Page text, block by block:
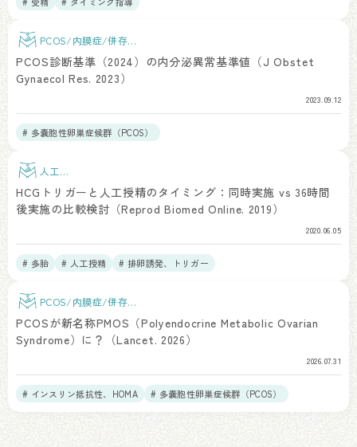
PCOS/内膜症/併存疾
PCOS診断基準（2024）の内分泌異常基準値（J Obstet
Gynaecol Res. 2023）
2023.09.12
# 多嚢胞性卵巣症候群（PCOS）
人工授
HCGトリガーと人工授精のタイミング：同時実施 vs 36時間
後実施の比較検討（Reprod Biomed Online. 2019）
2020.06.05
# 多胎 # 人工授精 # 排卵誘発、トリガー
PCOS/内膜症/併存疾
PCOSが新名称PMOS（Polyendocrine Metabolic Ovarian
Syndrome）に？（Lancet. 2026）
2026.07.31
# インスリン抵抗性、HOMA
# 多嚢胞性卵巣症候群（PCOS）
# 総説、RCT、メタアナリシス
# 疫学研究・データベース # 倫理課題